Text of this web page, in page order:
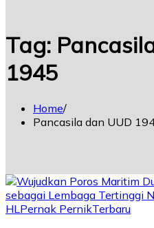
Tag:
1945
Home
Pancasila dan UUD
HL Pernak PernikTerbaru